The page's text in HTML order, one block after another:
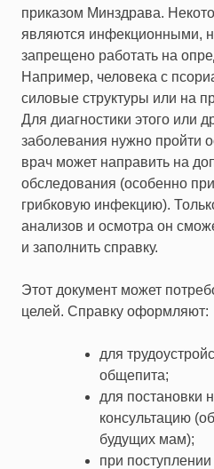
приказом Минздрава.
являются инфекционными,
запрещено работать на
Например, человека с
силовые структуры или на
Для диагностики этого или
заболевания нужно пройти
врач может направить на
обследования (особенно
грибковую инфекцию).
анализов и осмотра он
и заполнить справку.
Этот документ может
целей. Справку оформляют:
для
общепита;
для постановки
консультацию
будущих мам);
при